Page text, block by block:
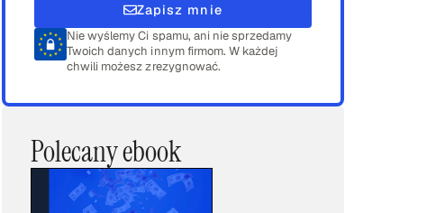
Zapisz mnie
Nie wyślemy Ci spamu, ani nie sprzedamy
Twoich danych innym firmom. W każdej
chwili możesz zrezygnować.
Polecany ebook